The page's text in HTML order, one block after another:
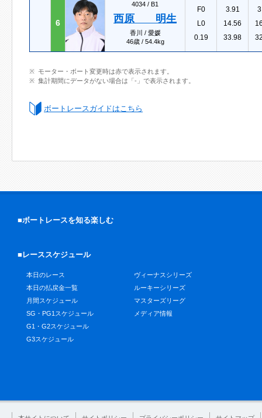
6
4034 / B1
西原 明生
香川 / 愛媛
46歳 / 54.4kg
F0
L0
0.19
3.91
14.56
33.98
モーター・ボート変更時は赤で表示されます。
集計期間にデータがない場合は「-」で表示されます。
ボートレースガイドはこちら
■ボートレースを知る楽しむ
■レーススケジュール
本日のレース
本日の払戻金一覧
月間スケジュール
SG・PG1スケジュール
G1・G2スケジュール
G3スケジュール
ヴィーナスシリーズ
ルーキーシリーズ
マスターズリーグ
メディア情報